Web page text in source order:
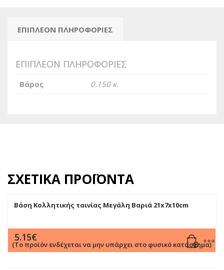
ΕΠΙΠΛΈΟΝ ΠΛΗΡΟΦΟΡΊΕΣ
ΕΠΙΠΛΈΟΝ ΠΛΗΡΟΦΟΡΊΕΣ
Βάρος 0.150 κ.
ΣΧΕΤΙΚΆ ΠΡΟΪΌΝΤΑ
Βάση Κολλητικής ταινίας Μεγάλη Βαριά 21x7x10cm
5.15€
(Το προϊόν ενδέχεται να μην υπάρχει στο φυσικό κατάστημα)